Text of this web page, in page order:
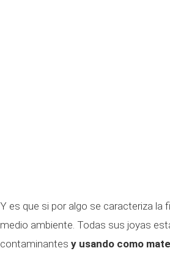
Y es que si por algo se caracteriza la
medio ambiente. Todas sus joyas
contaminantes y usando como